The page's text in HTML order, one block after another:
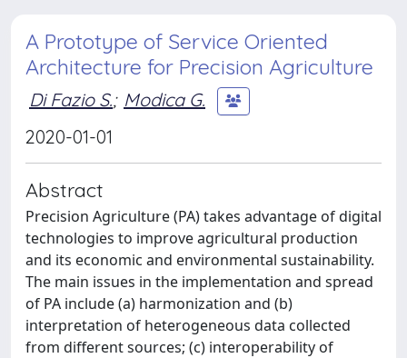
A Prototype of Service Oriented
Architecture for Precision Agriculture
Di Fazio S.; Modica G.
2020-01-01
Abstract
Precision Agriculture (PA) takes advantage of digital
technologies to improve agricultural production
and its economic and environmental sustainability.
The main issues in the implementation and spread
of PA include (a) harmonization and (b)
interpretation of heterogeneous data collected
from different sources; (c) interoperability of